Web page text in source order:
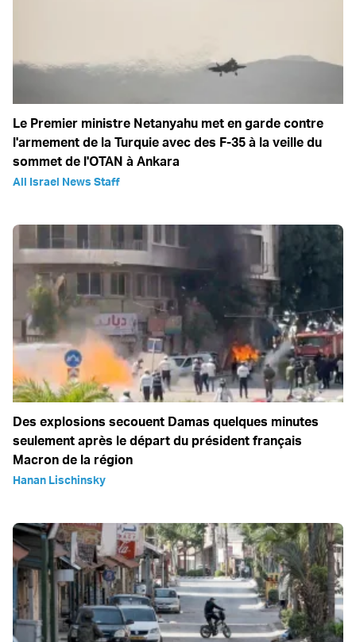
Le Premier ministre Netanyahu met en garde contre
l'armement de la Turquie avec des F-35 à la veille du
sommet de l'OTAN à Ankara
All Israel News Staff
Des explosions secouent Damas quelques minutes
seulement après le départ du président français
Macron de la région
Hanan Lischinsky